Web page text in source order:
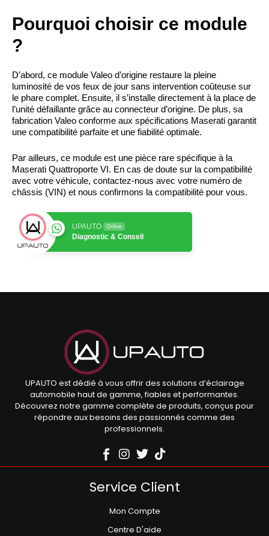
Pourquoi choisir ce module
?
D’abord, ce module Valeo d’origine restaure la pleine
luminosité de vos feux de jour sans intervention coûteuse sur
le phare complet. Ensuite, il s’installe directement à la place de
l’unité défaillante grâce au connecteur d’origine. De plus, sa
fabrication Valeo conforme aux spécifications Maserati garantit
une compatibilité parfaite et une fiabilité optimale.
Par ailleurs, ce module est une pièce rare spécifique à la
Maserati Quattroporte VI. En cas de doute sur la compatibilité
avec votre véhicule, contactez-nous avec votre numéro de
châssis (VIN) et nous confirmons la compatibilité pour vous.
UPAUTO Online
Diagnostic & Conseil
UPAUTO est dédié à vous offrir des solutions d’éclairage
automobile haut de gamme, fiables et performantes.
Découvrez notre gamme complète de produits, conçus pour
répondre aux besoins des passionnés comme des
professionnels.
Service Client
Mon Compte
Centre D'aide